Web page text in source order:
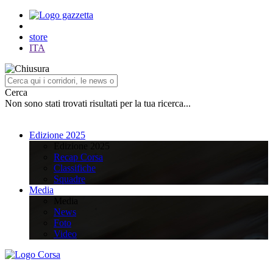
store
ITA
Cerca
Non sono stati trovati risultati per la tua ricerca...
Edizione 2025
Recap Corsa
Classifiche
Squadre
Media
News
Foto
Video